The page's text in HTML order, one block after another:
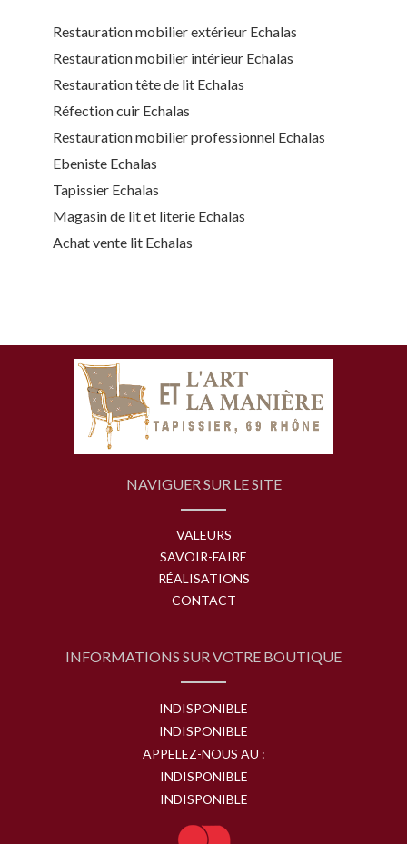
Restauration mobilier extérieur Echalas
Restauration mobilier intérieur Echalas
Restauration tête de lit Echalas
Réfection cuir Echalas
Restauration mobilier professionnel Echalas
Ebeniste Echalas
Tapissier Echalas
Magasin de lit et literie Echalas
Achat vente lit Echalas
NAVIGUER SUR LE SITE
VALEURS
SAVOIR-FAIRE
RÉALISATIONS
CONTACT
INFORMATIONS SUR VOTRE BOUTIQUE
INDISPONIBLE
INDISPONIBLE
APPELEZ-NOUS AU :
INDISPONIBLE
INDISPONIBLE